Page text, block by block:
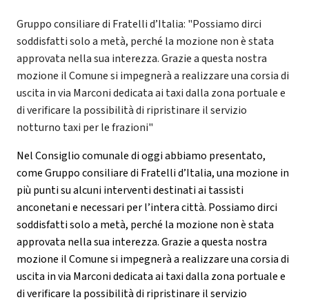
Gruppo consiliare di Fratelli d’Italia: "Possiamo dirci
soddisfatti solo a metà, perché la mozione non è stata
approvata nella sua interezza. Grazie a questa nostra
mozione il Comune si impegnerà a realizzare una corsia di
uscita in via Marconi dedicata ai taxi dalla zona portuale e
di verificare la possibilità di ripristinare il servizio
notturno taxi per le frazioni"
Nel Consiglio comunale di oggi abbiamo presentato,
come Gruppo consiliare di Fratelli d’Italia, una mozione in
più punti su alcuni interventi destinati ai tassisti
anconetani e necessari per l’intera città. Possiamo dirci
soddisfatti solo a metà, perché la mozione non è stata
approvata nella sua interezza. Grazie a questa nostra
mozione il Comune si impegnerà a realizzare una corsia di
uscita in via Marconi dedicata ai taxi dalla zona portuale e
di verificare la possibilità di ripristinare il servizio